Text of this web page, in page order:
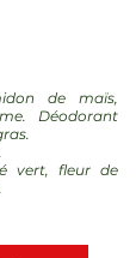
de maïs,
Déodorant
vert, fleur de